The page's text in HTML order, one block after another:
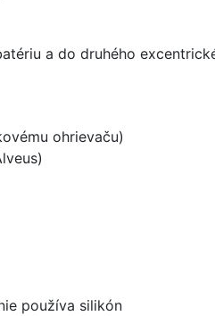
a do druhého
ohrievaču)
používa silikón